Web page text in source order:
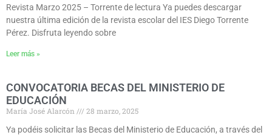
Revista Marzo 2025 – Torrente de lectura Ya puedes descargar
nuestra última edición de la revista escolar del IES Diego Torrente
Pérez. Disfruta leyendo sobre
Leer más »
CONVOCATORIA BECAS DEL MINISTERIO DE
EDUCACIÓN
María José Alarcón
28 marzo, 2025
Ya podéis solicitar las Becas del Ministerio de Educación, a través del